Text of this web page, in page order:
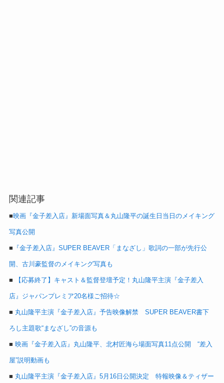
関連記事
■映画『金子差入店』新場面写真＆丸山隆平の誕生日当日のメイキング
写真公開
■ 『金子差入店』SUPER BEAVER「まなざし」歌詞の一部が先行公
開、古川豪監督のメイキング写真も
■ 【応募終了】キャスト＆監督登壇予定！丸山隆平主演『金子差入
店』ジャパンプレミア20名様ご招待☆
■ 丸山隆平主演『金子差入店』予告映像解禁 SUPER BEAVER書下
ろし主題歌“まなざし”の音源も
■ 映画『金子差入店』丸山隆平、北村匠海ら場面写真11点公開 “差入
屋”説明動画も
■ 丸山隆平主演『金子差入店』5月16日公開決定 特報映像＆ティザー